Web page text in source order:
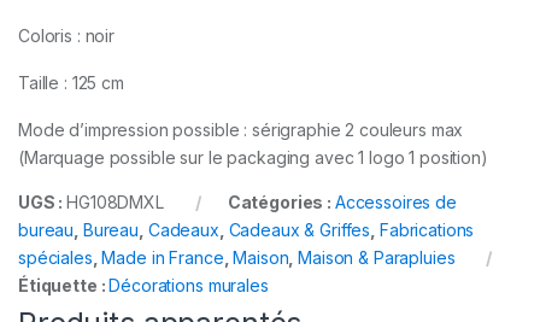
Coloris : noir
Taille : 125 cm
Mode d’impression possible : sérigraphie 2 couleurs max
(Marquage possible sur le packaging avec 1 logo 1 position)
UGS :HG108DMXL Catégories : Accessoires de
bureau Bureau Cadeaux Cadeaux & Griffes Fabrications
spéciales ,Made in France ,Maison ,Maison & Parapluies
Étiquette :Décorations murales